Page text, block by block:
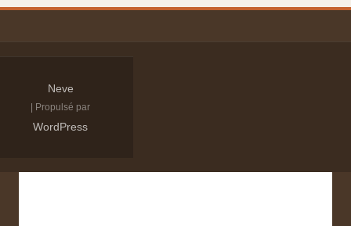
Neve
| Propulsé par
WordPress